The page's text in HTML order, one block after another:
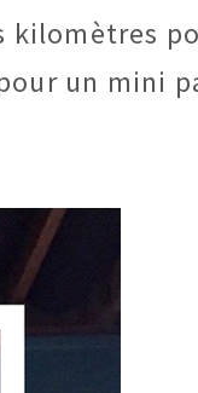
kilomètres
un mini